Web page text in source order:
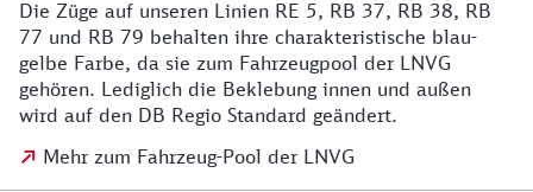
Die Züge auf unseren Linien RE 5, RB 37, RB 38, RB
77 und RB 79 behalten ihre charakteristische blau-
gelbe Farbe, da sie zum Fahrzeugpool der LNVG
gehören. Lediglich die Beklebung innen und außen
wird auf den DB Regio Standard geändert.
Mehr zum Fahrzeug-Pool der LNVG